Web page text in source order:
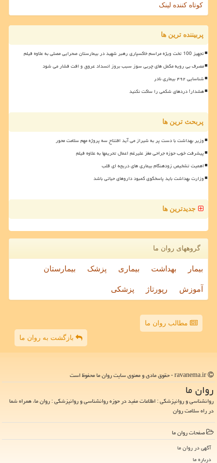
کوتاه کننده لینک
پربیننده ترین ها
تجهیز 100 تخت ویژه مراسم خاکسپاری رهبر شهید در بیمارستان صحرایی مصلی به علاوه فیلم
مصرف بی رویه مکمل های چربی سوز سبب بروز انسداد عروق و افت فشار می شود
شناسایی ۴۹۲ بیماری نادر
هشدار! دردهای شکمی را ساکت نکنید
پربحث ترین ها
وزیر بهداشت با دست پر به شیراز می آید افتتاح سه پروژه مهم سلامت محور
پیشرفت خوب حوزه جراحی مغز علیرغم اعمال تحریمها به علاوه فیلم
اهمیت تشخیص زودهنگام بیماری های دریچه ای قلب
وزارت بهداشت باید پاسخگوی کمبود داروهای حیاتی باشد
جدیدترین ها
گروههای روان ما
بیمار بهداشت بیماری پزشک بیمارستان
آموزش رپورتاژ پزشکی
مطالب روان ما
بازگشت به روان ما
روان ما
روانشناسی و روانپزشکی : اطلاعات مفید در حوزه روانشناسی و روانپزشکی : روان ما، همراه شما
در راه سلامت روان
صفحات روان ما
آگهی در روان ما
درباره ما